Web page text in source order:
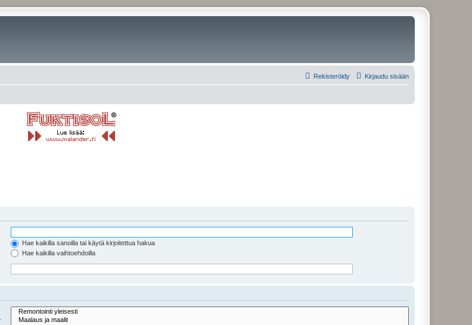
Kirjaudu sisään
Rekisteröidy
Hae kaikilla sanoilla tai käytä kirjoitettua hakua
Hae kaikilla vaihtoehdoilla